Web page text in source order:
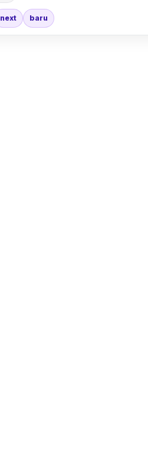
next baru